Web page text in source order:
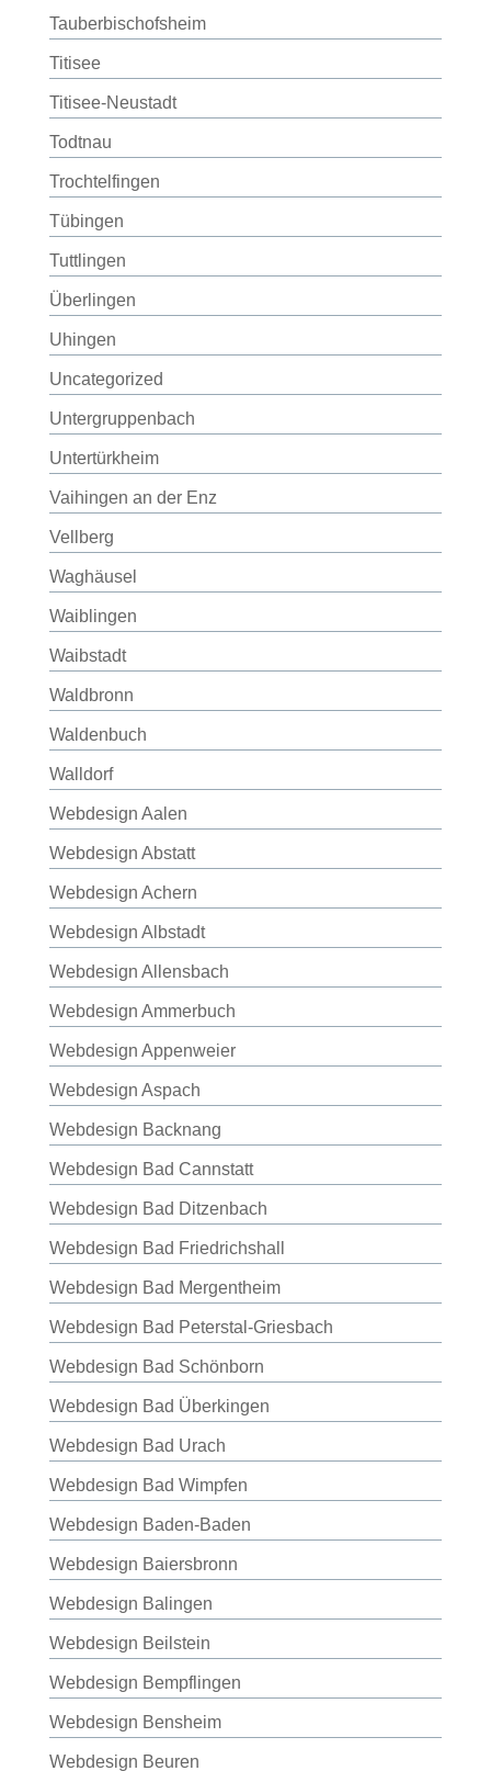
Tauberbischofsheim
Titisee
Titisee-Neustadt
Todtnau
Trochtelfingen
Tübingen
Tuttlingen
Überlingen
Uhingen
Uncategorized
Untergruppenbach
Untertürkheim
Vaihingen an der Enz
Vellberg
Waghäusel
Waiblingen
Waibstadt
Waldbronn
Waldenbuch
Walldorf
Webdesign Aalen
Webdesign Abstatt
Webdesign Achern
Webdesign Albstadt
Webdesign Allensbach
Webdesign Ammerbuch
Webdesign Appenweier
Webdesign Aspach
Webdesign Backnang
Webdesign Bad Cannstatt
Webdesign Bad Ditzenbach
Webdesign Bad Friedrichshall
Webdesign Bad Mergentheim
Webdesign Bad Peterstal-Griesbach
Webdesign Bad Schönborn
Webdesign Bad Überkingen
Webdesign Bad Urach
Webdesign Bad Wimpfen
Webdesign Baden-Baden
Webdesign Baiersbronn
Webdesign Balingen
Webdesign Beilstein
Webdesign Bempflingen
Webdesign Bensheim
Webdesign Beuren